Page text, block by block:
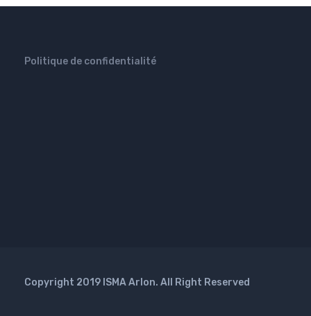
Politique de confidentialité
Copyright 2019 ISMA Arlon. All Right Reserved